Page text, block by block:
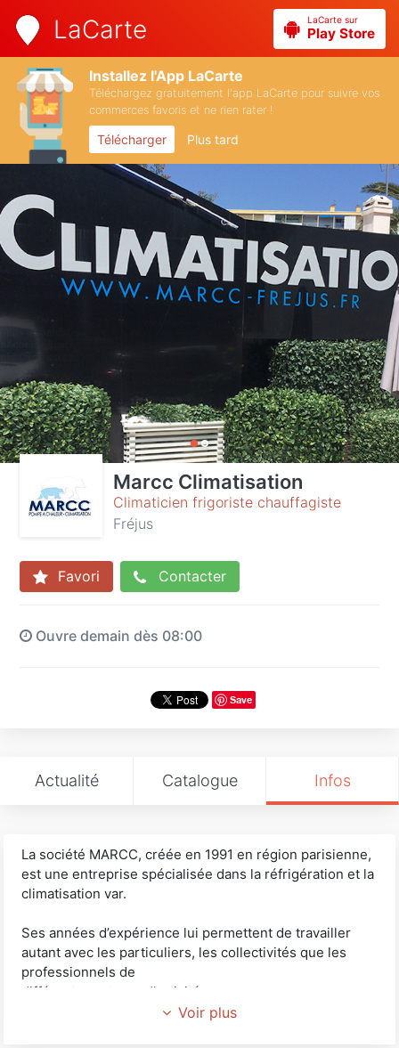
LaCarte LaCarte sur
Play Store
Installez l'App LaCarte
Téléchargez gratuitement l'app LaCarte pour suivre vos
commerces favoris et ne rien rater !
Télécharger Plus tard
Marcc Climatisation
Climaticien frigoriste chauffagiste
Fréjus
Favori Contacter
Ouvre demain dès 08:00
Save
Actualité Catalogue Infos
La société MARCC, créée en 1991 en région parisienne,
est une entreprise spécialisée dans la réfrigération et la
climatisation var.
Ses années d’expérience lui permettent de travailler
autant avec les particuliers, les collectivités que les
professionnels de
différents secteurs d’activités.
Voir plus